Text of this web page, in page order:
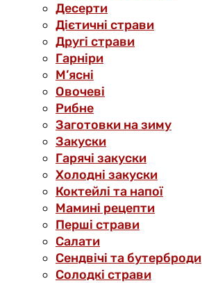
Десерти
Дієтичні страви
Другі страви
Гарніри
М’ясні
Овочеві
Рибне
Заготовки на зиму
Закуски
Гарячі закуски
Холодні закуски
Коктейлі та напої
Мамині рецепти
Перші страви
Салати
Сендвічі та бутерброди
Солодкі страви